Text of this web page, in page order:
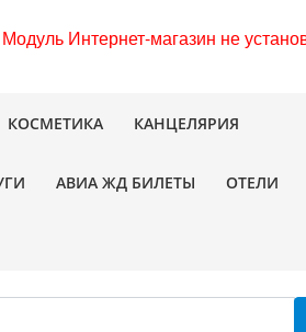
Модуль Интернет-магазин не
КОСМЕТИКА КАНЦЕЛЯРИЯ
АВИА ЖД БИЛЕТЫ ОТЕЛИ